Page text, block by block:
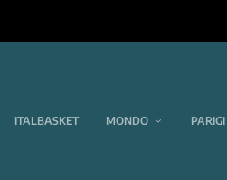
ITALBASKET MONDO